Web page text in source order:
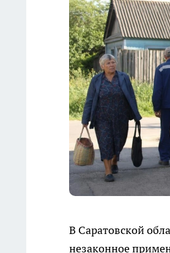
В Саратовской
незаконное